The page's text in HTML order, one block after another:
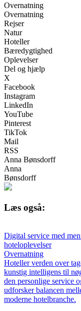
Overnatning
Overnatning
Rejser
Natur
Hoteller
Bæredygtighed
Oplevelser
Del og hjælp
X
Facebook
Instagram
LinkedIn
YouTube
Pinterest
TikTok
Mail
RSS
Anna Bønsdorff
Anna
Bønsdorff
Læs også:
Digital service med
hoteloplevelser
Overnatning
Hoteller verden over
kunstig intelligens til
den personlige service
udforsker balancen
moderne hotelbranche.